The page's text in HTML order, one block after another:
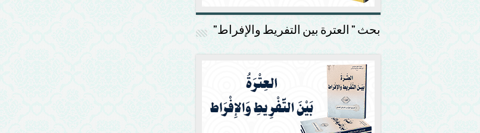
بحث ” العترة بين التفريط والإفراط”